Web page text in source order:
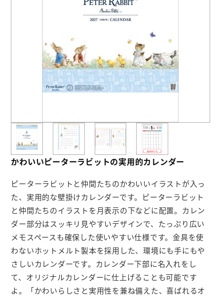
会社概要 お問い合わせ
ポケットティッシュ本舗
カレンダー本舗
カイロ本舗
キャンディー本舗
ボックスティッシュ本舗
メモ帳本舗
クリアファイル本舗
ウェットティッシュ本舗
うちわ本舗
かわいいピーターラビットの実用的カレンダー
ピーターラビットと仲間たちのかわいいイラストが入っ
た、実用的な壁掛けカレンダーです。ピーターラビット
と仲間たちのイラストを月表示の下などに配置。カレン
ダー部分はスッキリ見やすいデザインで、たっぷり広い
メモスペースも確保した使いやすい仕様です。金具を使
わないホットメルト製本を採用した、環境にも手にもや
さしいカレンダーです。カレンダー下部に名入れをし
て、オリジナルカレンダーに仕上げることも可能です
よ。「かわいらしさと実用性を兼ね備えた、喜ばれるオ